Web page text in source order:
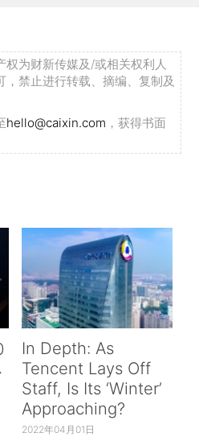
权为财新传媒及/或相关权利人
禁止进行转载、摘编、复制及
hello@caixin.com ，获得书面
In Depth: As
Tencent Lays Off
Staff, Is Its ‘Winter’
Approaching?
2022年04月01日